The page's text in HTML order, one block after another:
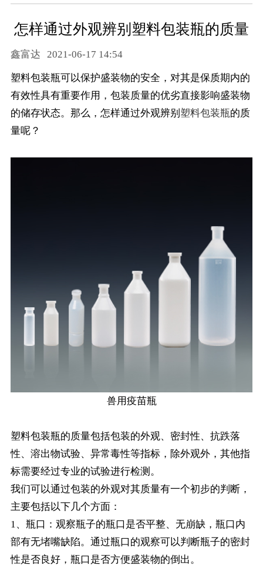
怎样通过外观辨别塑料包装瓶的质量
鑫富达 2021-06-17 14:54
塑料包装瓶可以保护盛装物的安全，对其是保质期内的
有效性具有重要作用，包装质量的优劣直接影响盛装物
的储存状态。那么，怎样通过外观辨别 塑料包装瓶的质
量呢？
兽用疫苗瓶
塑料包装瓶的质量包括包装的外观、密封性、抗跌落
性、溶出物试验、异常毒性等指标，除外观外，其他指
标需要经过专业的试验进行检测。
我们可以通过包装的外观对其质量有一个初步的判断，
主要包括以下几个方面：
1、瓶口：观察瓶子的瓶口是否平整、无崩缺，瓶口内
部有无堵嘴缺陷。通过瓶口的观察可以判断瓶子的密封
性是否良好，瓶口是否方便盛装物的倒出。